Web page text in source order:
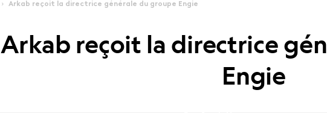
Arkab reçoit la directrice générale du groupe Engie
Arkab reçoit la directrice
Engie